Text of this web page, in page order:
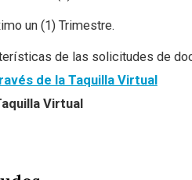
un (1) Trimestre.
de las solicitudes de
de la Taquilla Virtual
Virtual